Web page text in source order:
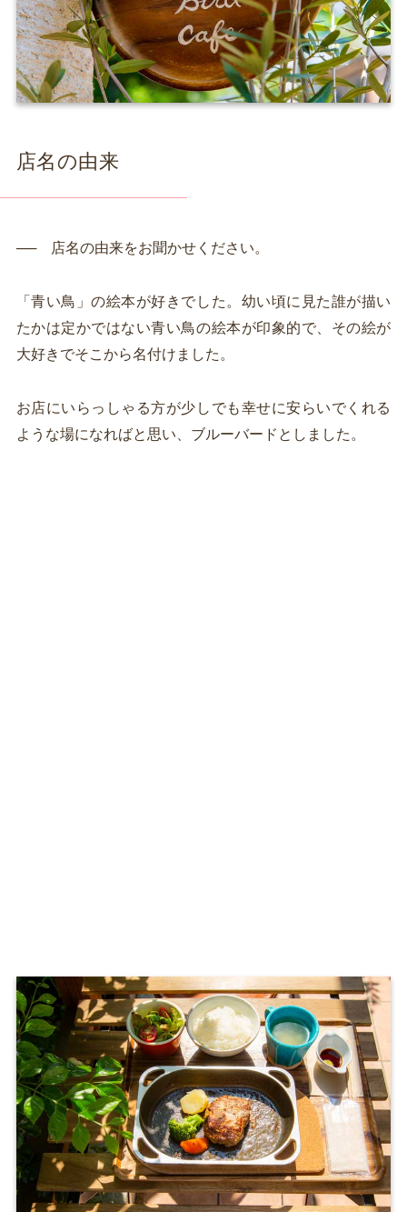
店名の由来
── 店名の由来をお聞かせください。
「青い鳥」の絵本が好きでした。幼い頃に見た誰が描い
たかは定かではない青い鳥の絵本が印象的で、その絵が
大好きでそこから名付けました。
お店にいらっしゃる方が少しでも幸せに安らいでくれる
ような場になればと思い、ブルーバードとしました。